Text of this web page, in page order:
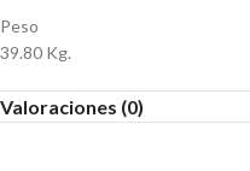
Peso
39.80 Kg.
Valoraciones (0)